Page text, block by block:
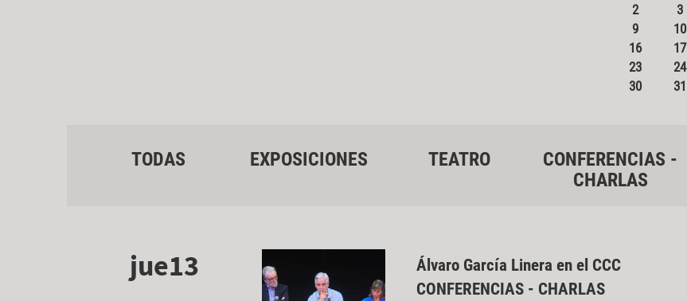
2
3
9
10
16
17
23
24
30
31
TODAS EXPOSICIONES TEATRO
CONFERENCIAS -
CHARLAS
jue13
Álvaro García Linera en el CCC
CONFERENCIAS - CHARLAS